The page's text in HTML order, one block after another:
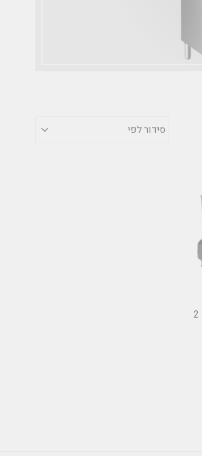
לפי
קטנים ובינוניים (עד 2